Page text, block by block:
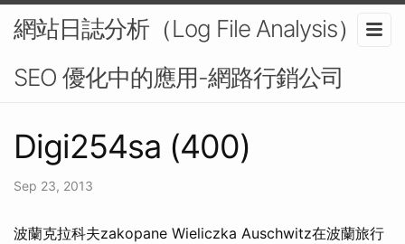
網站日誌分析（Log File Analysis）在
SEO 優化中的應用-網路行銷公司
Digi254sa (400)
Sep 23, 2013
波蘭克拉科夫zakopane Wieliczka Auschwitz在波蘭旅行